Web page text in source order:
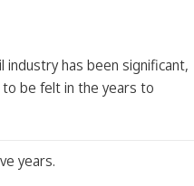
industry has been significant,
be felt in the years to
years.